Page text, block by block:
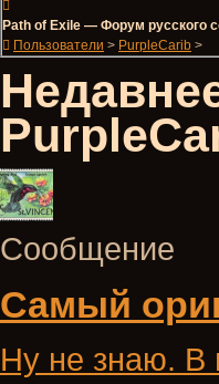
Path of Exile — Форум русского
Пользователи > PurpleCarib >
Сообщение
Самый
Ну не знаю. В